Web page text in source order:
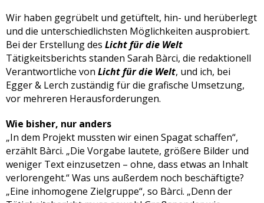
Wir haben gegrübelt und getüftelt, hin- und herüberlegt
und die unterschiedlichsten Möglichkeiten ausprobiert.
Bei der Erstellung des Licht für die Welt
Tätigkeitsberichts standen Sarah Bàrci, die redaktionell
Verantwortliche von Licht für die Welt, und ich, bei
Egger & Lerch zuständig für die grafische Umsetzung,
vor mehreren Herausforderungen.
Wie bisher, nur anders
„In dem Projekt mussten wir einen Spagat schaffen“,
erzählt Bàrci. „Die Vorgabe lautete, größere Bilder und
weniger Text einzusetzen – ohne, dass etwas an Inhalt
verlorengeht.“ Was uns außerdem noch beschäftigte?
„Eine inhomogene Zielgruppe“, so Bàrci. „Denn der